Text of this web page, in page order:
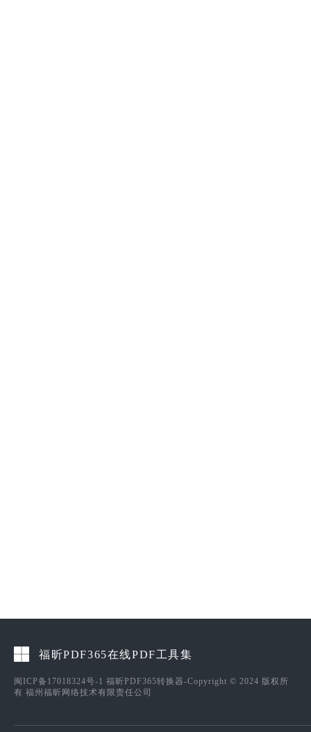
福昕PDF365在线PDF工具集
闽ICP备17018324号-1 福昕PDF365转换器-Copyright © 2024 版权所
有 福州福昕网络技术有限责任公司